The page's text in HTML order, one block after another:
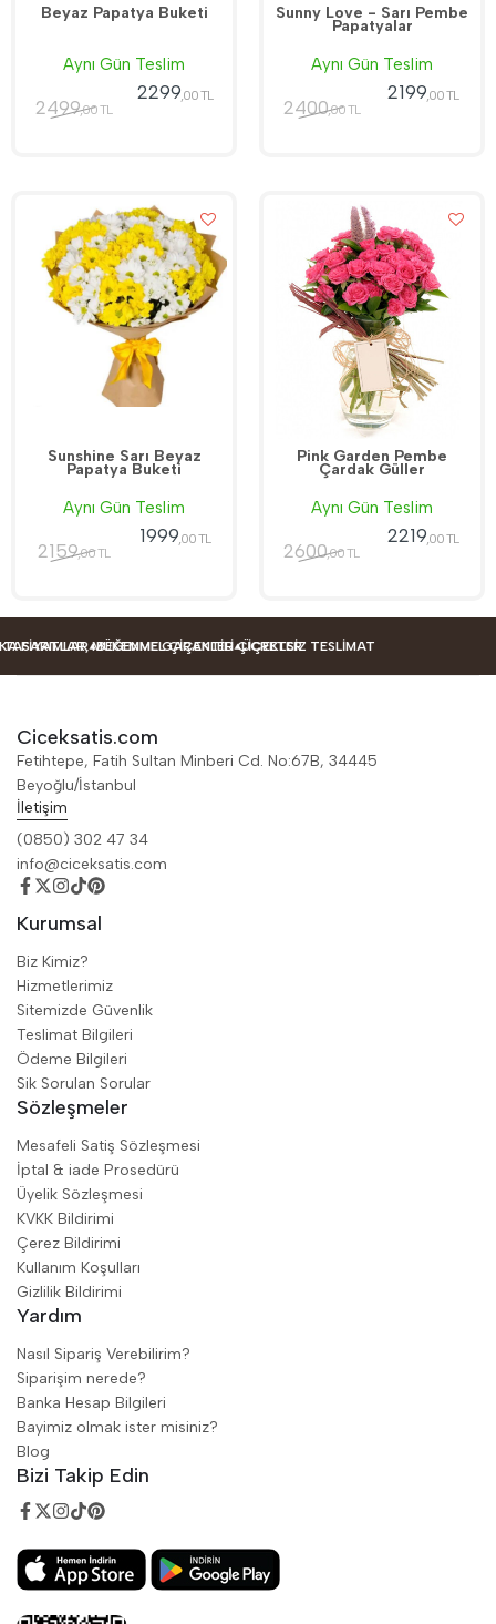
Beyaz Papatya Buketi
Aynı Gün Teslim
2499,00 TL
2299 ,00 TL
Sunny Love - Sarı Pembe
Papatyalar
Aynı Gün Teslim
2400,00 TL
2199 ,00 TL
Sunshine Sarı Beyaz
Papatya Buketi
Aynı Gün Teslim
2159,00 TL
1999 ,00 TL
Pink Garden Pembe
Çardak Güller
Aynı Gün Teslim
2600,00 TL
2219 ,00 TL
MÜKEMMEL ÇIÇEKLER ÜCRETSIZ TESLIMAT
BEĞENME GARANTILI ÇIÇEKLER
Ciceksatis.com
Fetihtepe, Fatih Sultan Minberi Cd. No:67B, 34445
Beyoğlu/İstanbul
İletişim
(0850) 302 47 34
info@ciceksatis.com
Kurumsal
Biz Kimiz?
Hizmetlerimiz
Sitemizde Güvenlik
Teslimat Bilgileri
Ödeme Bilgileri
Sik Sorulan Sorular
Sözleşmeler
Mesafeli Satiş Sözleşmesi
İptal & iade Prosedürü
Üyelik Sözleşmesi
KVKK Bildirimi
Çerez Bildirimi
Kullanım Koşulları
Gizlilik Bildirimi
Yardım
Nasıl Sipariş Verebilirim?
Siparişim nerede?
Banka Hesap Bilgileri
Bayimiz olmak ister misiniz?
Blog
Bizi Takip Edin